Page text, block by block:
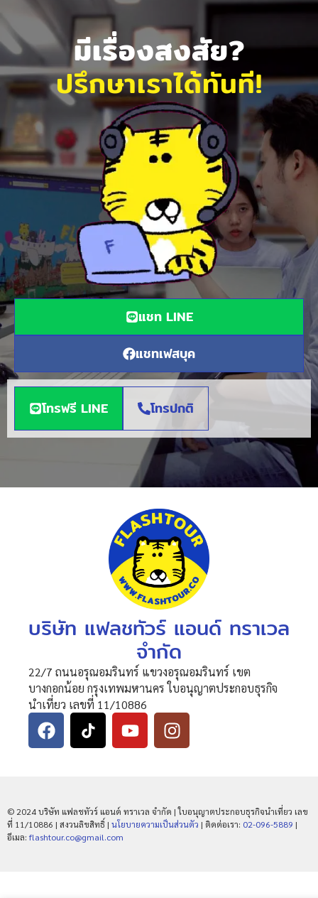
มีเรื่องสงสัย?
ปรึกษาเราได้ทันที!
แชท LINE
แชทเฟสบุค
โทรฟรี LINE โทรปกติ
บริษัท แฟลชทัวร์ แอนด์ ทราเวล
จำกัด
22/7 ถนนอรุณอมรินทร์ แขวงอรุณอมรินทร์ เขต
บางกอกน้อย กรุงเทพมหานคร ใบอนุญาตประกอบธุรกิจ
นำเที่ยว เลขที่ 11/10886
© 2024 บริษัท แฟลชทัวร์ แอนด์ ทราเวล จำกัด | ใบอนุญาตประกอบธุรกิจนำเที่ยว เลข
ที่ 11/10886 | สงวนลิขสิทธิ์ | นโยบายความเป็นส่วนตัว | ติดต่อเรา: 02-096-5889 |
อีเมล: flashtour.co@gmail.com